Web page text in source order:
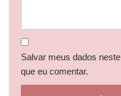
Salvar meus dados
que eu comentar.